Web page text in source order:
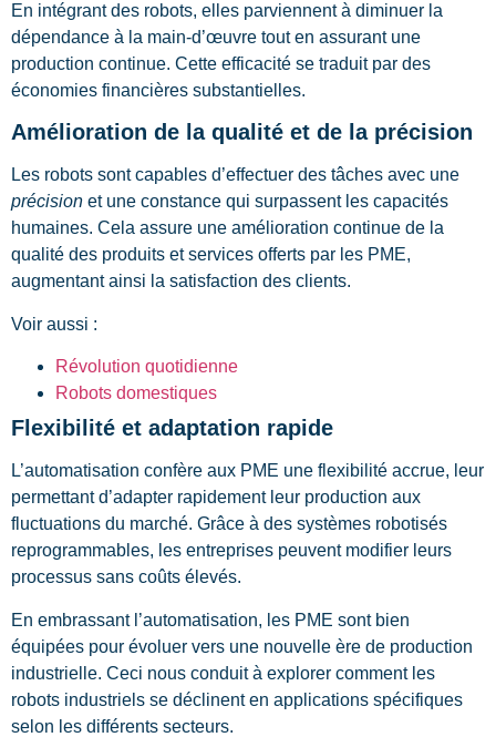
En intégrant des robots, elles parviennent à diminuer la
dépendance à la main-d’œuvre tout en assurant une
production continue. Cette efficacité se traduit par des
économies financières substantielles.
Amélioration de la qualité et de la précision
Les robots sont capables d’effectuer des tâches avec une
précision et une constance qui surpassent les capacités
humaines. Cela assure une amélioration continue de la
qualité des produits et services offerts par les PME,
augmentant ainsi la satisfaction des clients.
Voir aussi :
Révolution quotidienne
Robots domestiques
Flexibilité et adaptation rapide
L’automatisation confère aux PME une flexibilité accrue, leur
permettant d’adapter rapidement leur production aux
fluctuations du marché. Grâce à des systèmes robotisés
reprogrammables, les entreprises peuvent modifier leurs
processus sans coûts élevés.
En embrassant l’automatisation, les PME sont bien
équipées pour évoluer vers une nouvelle ère de production
industrielle. Ceci nous conduit à explorer comment les
robots industriels se déclinent en applications spécifiques
selon les différents secteurs.